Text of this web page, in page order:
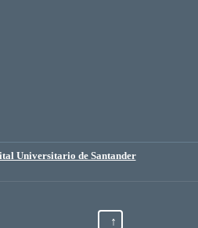
Universitario de Santander
↑